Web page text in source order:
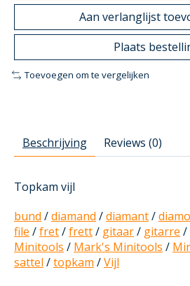
Aan verlanglijst
Plaats
Toevoegen om te vergelijken
Beschrijving Reviews (0)
Topkam vijl
bund /diamand /diamant/
file /fret/frett/ gitaar/ gitarre /
Minitools / Mark's Minitools /
sattel /topkam /Vijl